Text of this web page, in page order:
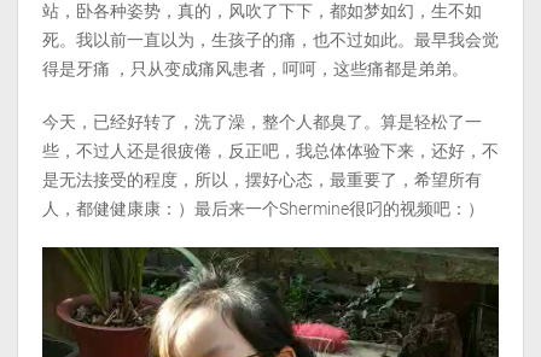
站，卧各种姿势，真的，风吹了下下，都如梦如幻，生不如
死。我以前一直以为，生孩子的痛，也不过如此。最早我会觉
得是牙痛 ，只从变成痛风患者，呵呵，这些痛都是弟弟。
今天，已经好转了，洗了澡，整个人都臭了。算是轻松了一
些，不过人还是很疲倦，反正吧，我总体体验下来，还好，不
是无法接受的程度，所以，摆好心态，最重要了，希望所有
人，都健健康康：）最后来一个Shermine很叼的视频吧：）